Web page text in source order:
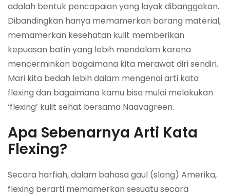
adalah bentuk pencapaian yang layak dibanggakan.
Dibandingkan hanya memamerkan barang material,
memamerkan kesehatan kulit memberikan
kepuasan batin yang lebih mendalam karena
mencerminkan bagaimana kita merawat diri sendiri.
Mari kita bedah lebih dalam mengenai arti kata
flexing dan bagaimana kamu bisa mulai melakukan
‘flexing’ kulit sehat bersama Naavagreen.
Apa Sebenarnya Arti Kata
Flexing?
Secara harfiah, dalam bahasa gaul (slang) Amerika,
flexing berarti memamerkan sesuatu secara